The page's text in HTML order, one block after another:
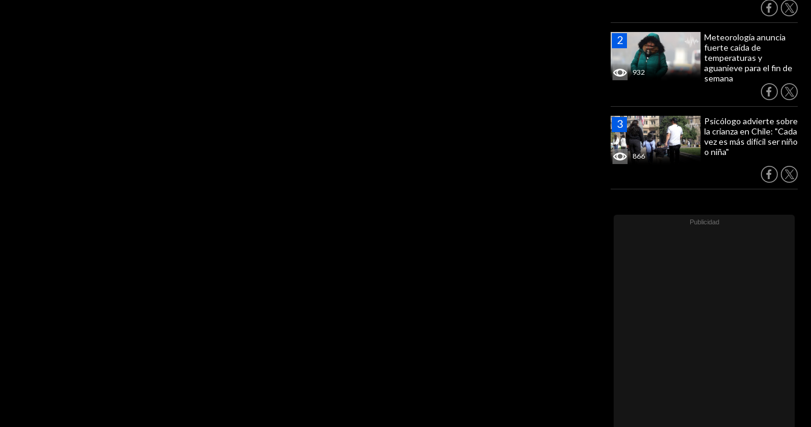
932
Meteorología anuncia
fuerte caída de
temperaturas y
aguanieve para el fin de
semana
866
Psicólogo advierte sobre
la crianza en Chile: "Cada
vez es más difícil ser niño
o niña"